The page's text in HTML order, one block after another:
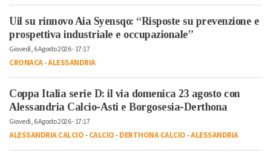
Uil su rinnovo Aia Syensqo: “Risposte su prevenzione e
prospettiva industriale e occupazionale”
Giovedì, 6 Agosto 2026 - 17:17
CRONACA-ALESSANDRIA
Coppa Italia serie D: il via domenica 23 agosto con
Alessandria Calcio-Asti e Borgosesia-Derthona
Giovedì, 6 Agosto 2026 - 17:17
ALESSANDRIA CALCIO-CALCIO-DERTHONA CALCIO-ALESSANDRIA